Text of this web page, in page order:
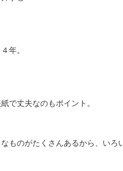
年。
で丈夫なのもポイント。
ものがたくさんあるから、いろ